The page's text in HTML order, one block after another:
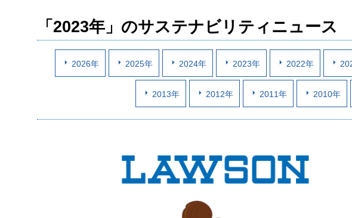
「2023年」のサステナビリティニュース
2026年 2025年 2024年 2023年 2022年
2013年 2012年 2011年 2010年